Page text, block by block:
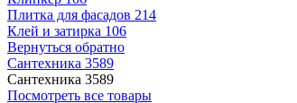
Плитка для фасадов 214
Клей и затирка 106
Вернуться обратно
Сантехника 3589
Сантехника 3589
Посмотреть все товары